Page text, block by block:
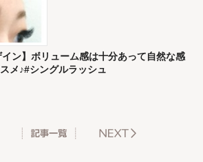
イン】ボリューム感は十分あって自然な感
メ♪#シングルラッシュ